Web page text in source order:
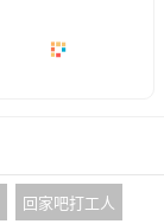
回家吧打工人